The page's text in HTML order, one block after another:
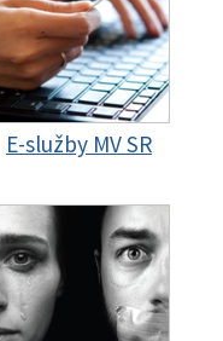
E-služby MV SR